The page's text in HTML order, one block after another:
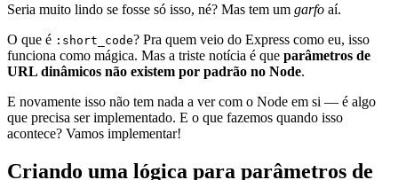
Seria muito lindo se fosse só isso, né? Mas tem um garfo aí.
O que é :short_code? Pra quem veio do Express como eu, isso
funciona como mágica. Mas a triste notícia é que parâmetros de
URL dinâmicos não existem por padrão no Node.
E novamente isso não tem nada a ver com o Node em si — é algo
que precisa ser implementado. E o que fazemos quando isso
acontece? Vamos implementar!
Criando uma lógica para parâmetros de